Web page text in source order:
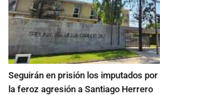
Seguirán en prisión los imputados por
la feroz agresión a Santiago Herrero